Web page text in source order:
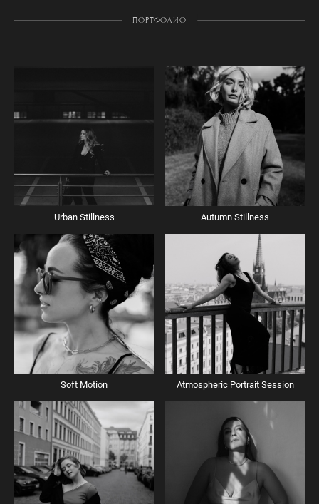
ПОРТФОЛИО
Urban Stillness Autumn Stillness
Soft Motion Atmospheric Portrait Session